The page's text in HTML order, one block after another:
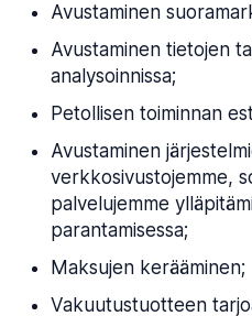
Avustaminen
Avustaminen tietojen
analysoinnissa;
Petollisen toiminnan
Avustaminen
verkkosivustojemme,
palvelujemme
parantamisessa;
Maksujen kerääminen;
Vakuutustuotteen